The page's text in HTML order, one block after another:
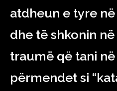
atdheun e tyre
dhe të shkonin
traumë që tani
përmendet si